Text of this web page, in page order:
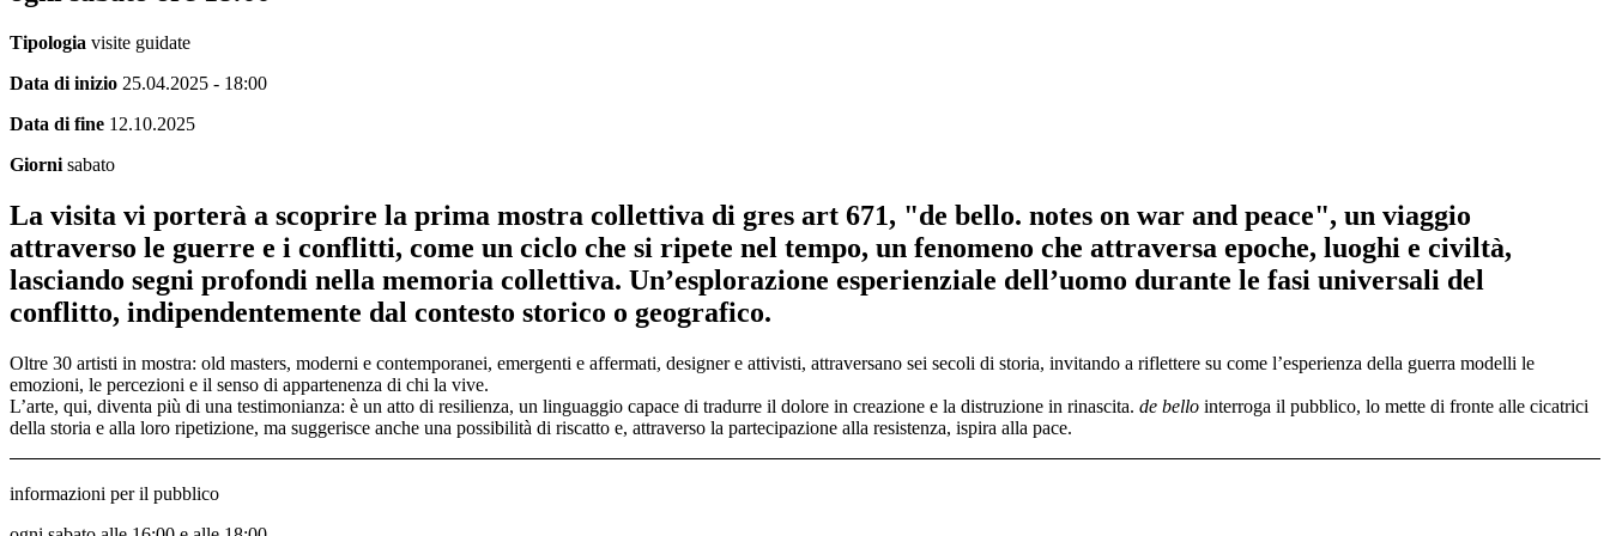
Tipologia visite guidate
Data di inizio 25.04.2025 - 18:00
Data di fine 12.10.2025
Giorni sabato
La visita vi porterà a scoprire la prima mostra collettiva di gres art 671, "de bello. notes on war and peace", un viaggio
attraverso le guerre e i conflitti, come un ciclo che si ripete nel tempo, un fenomeno che attraversa epoche, luoghi e civiltà,
lasciando segni profondi nella memoria collettiva. Un’esplorazione esperienziale dell’uomo durante le fasi universali del
conflitto, indipendentemente dal contesto storico o geografico.
Oltre 30 artisti in mostra: old masters, moderni e contemporanei, emergenti e affermati, designer e attivisti, attraversano sei secoli di storia, invitando a riflettere su come l’esperienza della guerra modelli le
emozioni, le percezioni e il senso di appartenenza di chi la vive.
L’arte, qui, diventa più di una testimonianza: è un atto di resilienza, un linguaggio capace di tradurre il dolore in creazione e la distruzione in rinascita. de bello interroga il pubblico, lo mette di fronte alle cicatrici
della storia e alla loro ripetizione, ma suggerisce anche una possibilità di riscatto e, attraverso la partecipazione alla resistenza, ispira alla pace.
informazioni per il pubblico